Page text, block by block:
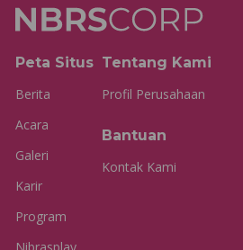
Peta Situs
Berita
Acara
Galeri
Karir
Program
Tentang Kami
Profil Perusahaan
Bantuan
Kontak Kami